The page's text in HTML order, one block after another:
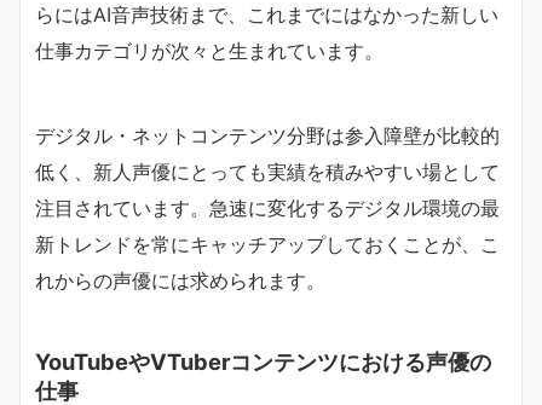
らにはAI音声技術まで、これまでにはなかった新しい
仕事カテゴリが次々と生まれています。
デジタル・ネットコンテンツ分野は参入障壁が比較的
低く、新人声優にとっても実績を積みやすい場として
注目されています。急速に変化するデジタル環境の最
新トレンドを常にキャッチアップしておくことが、こ
れからの声優には求められます。
YouTubeやVTuberコンテンツにおける声優の
仕事